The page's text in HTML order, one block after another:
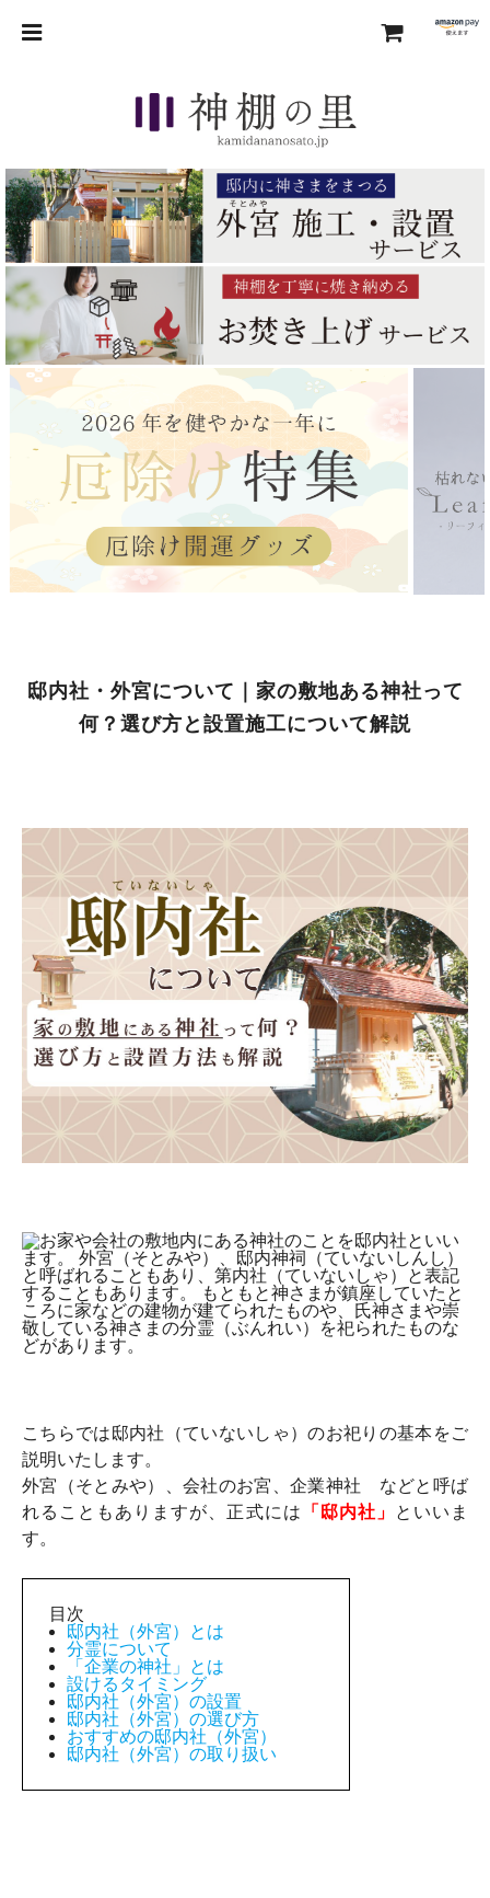
邸内社・外宮について｜家の敷地ある神社って
何？選び方と設置施工について解説
こちらでは邸内社（ていないしゃ）のお祀りの基本をご
説明いたします。
外宮（そとみや）、会社のお宮、企業神社 などと呼ば
れることもありますが、正式には 「邸内社」
といいま
す。
目次
邸内社（外宮）とは
分霊について
「企業の神社」とは
設けるタイミング
邸内社（外宮）の設置
邸内社（外宮）の選び方
おすすめの邸内社（外宮）
邸内社（外宮）の取り扱い